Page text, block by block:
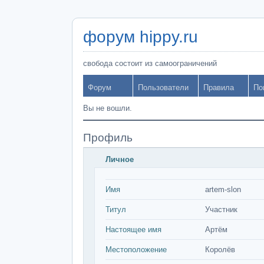
форум hippy.ru
свобода состоит из самоограничений
Форум Пользователи Правила
Вы не вошли.
Профиль
Личное
Имя artem-slon
Титул Участник
Настоящее имя Артём
Местоположение Королёв